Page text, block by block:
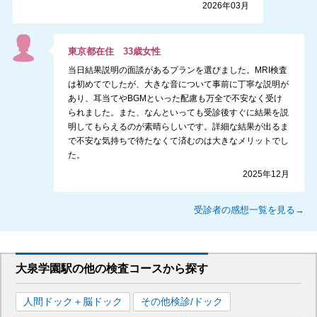
2026年03月
東京都在住33歳女性
当日結果説明の面談があるプランを選びました。MRI検査
は初めてでしたが、大きな音について事前に丁寧な説明が
あり、耳当てやBGMといった配慮も万全で不安なく受け
られました。また、なんといっても受診後すぐに結果を説
明してもらえるのが素晴らしいです。詳細な結果が出るま
で不安な気持ちで待たなくて済むのは大きなメリットでし
た。
2025年12月
受診者の感想一覧を見る→
大泉学園駅の他の検査コースから探す
人間ドック＋脳ドック その他検診/ドック